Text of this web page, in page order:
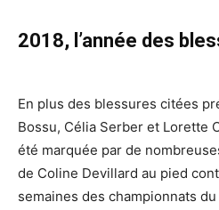
2018, l’année des
En plus des blessures citées
Bossu, Célia Serber et Lorette
été marquée par de
de Coline Devillard au pied
semaines des championnats